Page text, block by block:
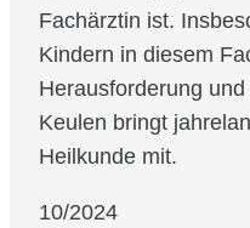
Fachärztin ist.
Kindern in diesem
Herausforderung
Keulen bringt
Heilkunde mit.
10/2024